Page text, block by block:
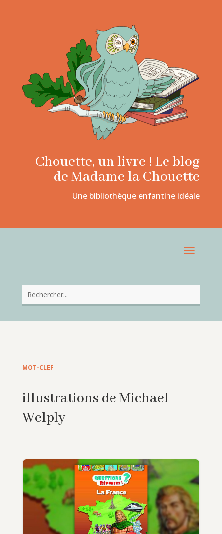
Chouette, un livre ! Le blog
de Madame la Chouette
Une bibliothèque enfantine idéale
MOT-CLEF
illustrations de Michael
Welply